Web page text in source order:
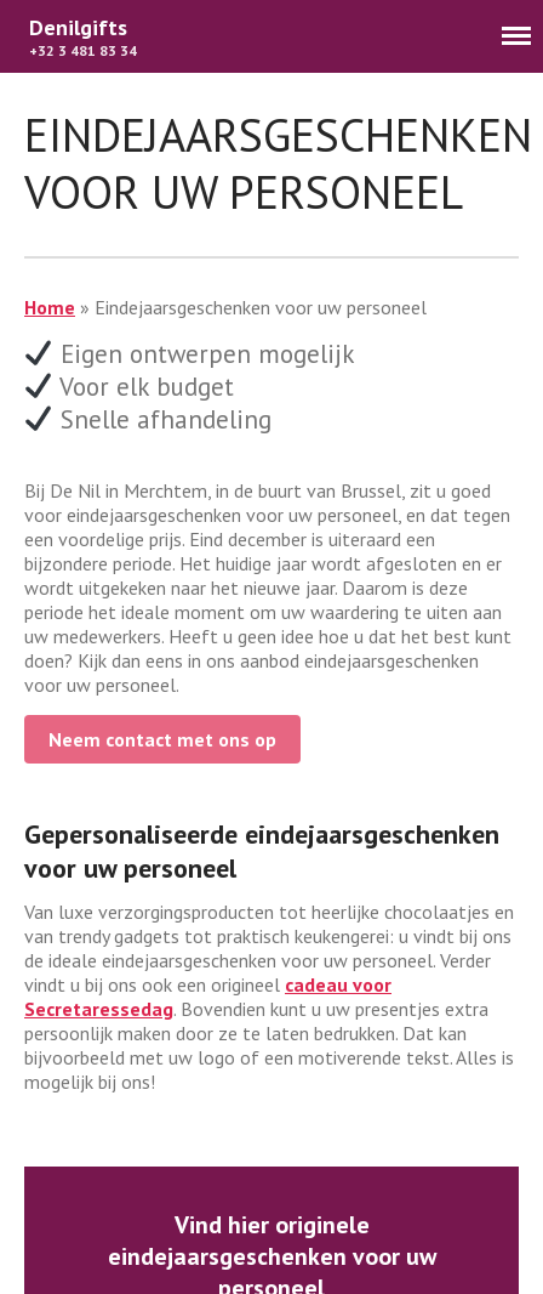
Webshop
Wat we doen
Denilgifts
+32 3 481 83 34
EINDEJAARSGESCHENKEN
VOOR UW PERSONEEL
Home » Eindejaarsgeschenken voor uw personeel
Eigen ontwerpen mogelijk
Voor elk budget
Snelle afhandeling
Bij De Nil in Merchtem, in de buurt van Brussel, zit u goed
voor eindejaarsgeschenken voor uw personeel, en dat tegen
een voordelige prijs. Eind december is uiteraard een
bijzondere periode. Het huidige jaar wordt afgesloten en er
wordt uitgekeken naar het nieuwe jaar. Daarom is deze
periode het ideale moment om uw waardering te uiten aan
uw medewerkers. Heeft u geen idee hoe u dat het best kunt
doen? Kijk dan eens in ons aanbod eindejaarsgeschenken
voor uw personeel.
Neem contact met ons op
Gepersonaliseerde eindejaarsgeschenken
voor uw personeel
Van luxe verzorgingsproducten tot heerlijke chocolaatjes en
van trendy gadgets tot praktisch keukengerei: u vindt bij ons
de ideale eindejaarsgeschenken voor uw personeel. Verder
vindt u bij ons ook een origineel cadeau voor
Secretaressedag. Bovendien kunt u uw presentjes extra
persoonlijk maken door ze te laten bedrukken. Dat kan
bijvoorbeeld met uw logo of een motiverende tekst. Alles is
mogelijk bij ons!
Vind hier originele
eindejaarsgeschenken voor uw